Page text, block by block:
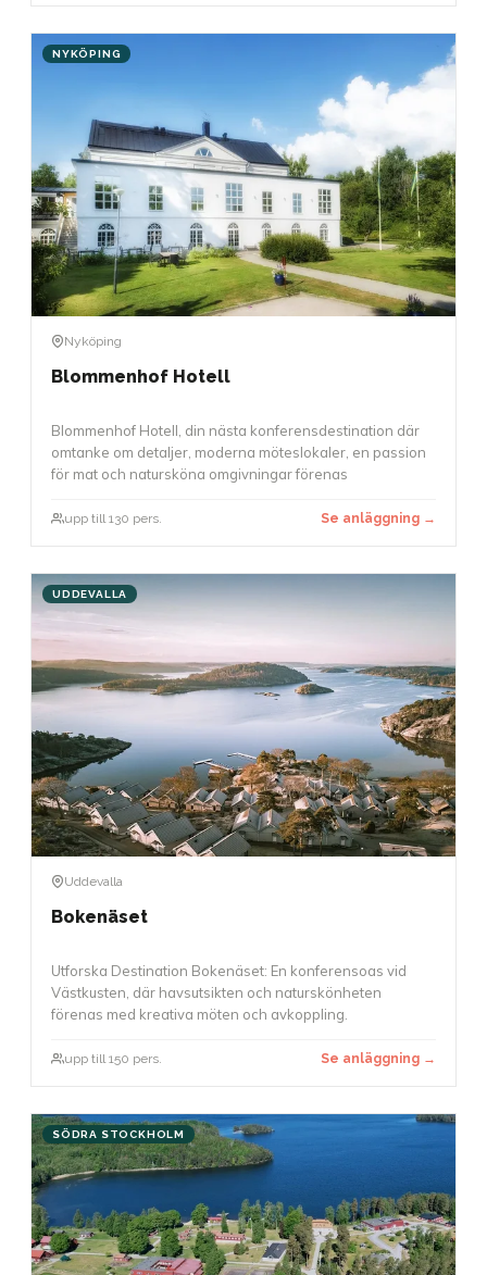
NYKÖPING
Nyköping
Blommenhof Hotell
Blommenhof Hotell, din nästa konferensdestination där
omtanke om detaljer, moderna möteslokaler, en passion
för mat och natursköna omgivningar förenas
upp till 130 pers. Se anläggning →
UDDEVALLA
Uddevalla
Bokenäset
Utforska Destination Bokenäset: En konferensoas vid
Västkusten, där havsutsikten och naturskönheten
förenas med kreativa möten och avkoppling.
upp till 150 pers. Se anläggning →
SÖDRA STOCKHOLM